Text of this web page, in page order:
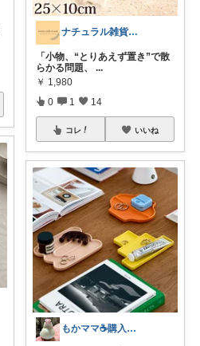
ナチュラル雑貨とカフェ空間 ☕️
「小物、“とりあえず置き”で散
らかる問題、
...
￥ 1,980
0 1 14
コレ いいね
もかママ☕️購入ありがとうございます💕